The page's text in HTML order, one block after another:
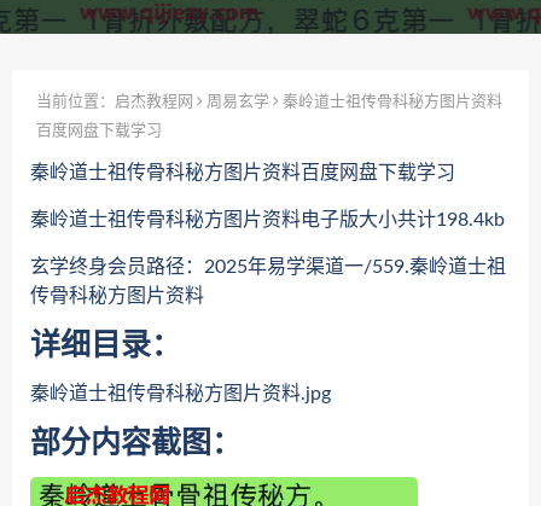
当前位置： 启杰教程网 周易玄学
秦岭道士祖传骨科秘方图片资料
百度网盘下载学习
秦岭道士祖传骨科秘方图片资料百度网盘下载学习
秦岭道士祖传骨科秘方图片资料电子版大小共计198.4kb
玄学终身会员路径：2025年易学渠道一/559.秦岭道士祖
传骨科秘方图片资料
详细目录：
秦岭道士祖传骨科秘方图片资料.jpg
部分内容截图：